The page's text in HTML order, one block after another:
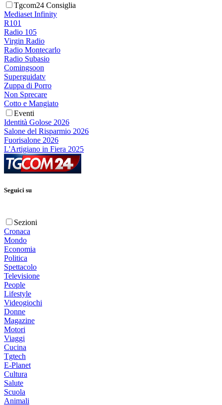
Tgcom24 Consiglia
Mediaset Infinity
R101
Radio 105
Virgin Radio
Radio Montecarlo
Radio Subasio
Comingsoon
Superguidatv
Zuppa di Porro
Non Sprecare
Cotto e Mangiato
Eventi
Identità Golose 2026
Salone del Risparmio 2026
Fuorisalone 2026
L'Artigiano in Fiera 2025
Seguici su
Sezioni
Cronaca
Mondo
Economia
Politica
Spettacolo
Televisione
People
Lifestyle
Videogiochi
Donne
Magazine
Motori
Viaggi
Cucina
Tgtech
E-Planet
Cultura
Salute
Scuola
Animali